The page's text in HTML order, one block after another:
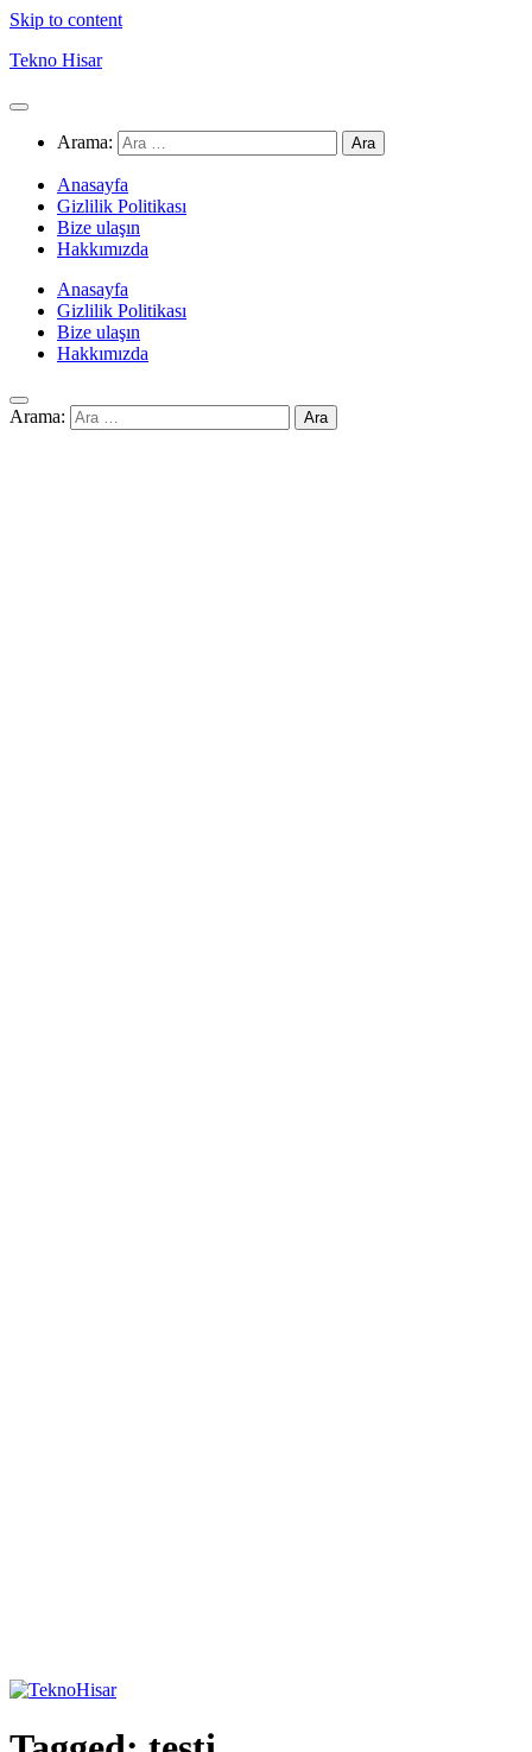
Skip to content
Tekno Hisar
Arama:
Anasayfa
Gizlilik Politikası
Bize ulaşın
Hakkımızda
Anasayfa
Gizlilik Politikası
Bize ulaşın
Hakkımızda
Arama: